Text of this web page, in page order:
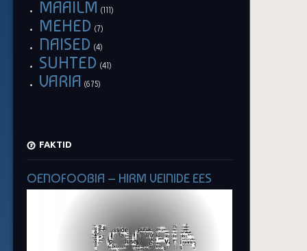
MAAILM (111)
MEHED (7)
NAISED (4)
SUHTED (41)
VARIA (675)
FAKTID
OENOFOOBIA – HIRM VEINIDE EES